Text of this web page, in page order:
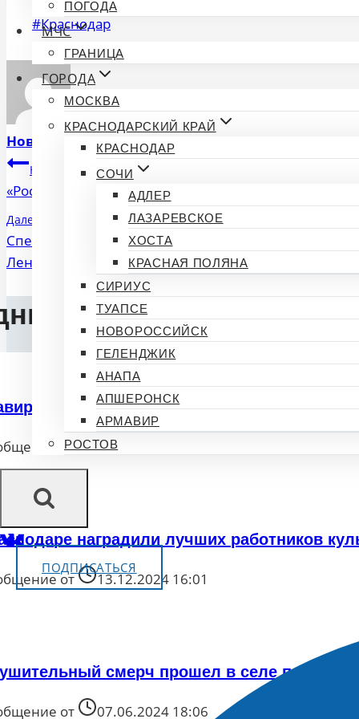
ПОГОДА
МЧС
ГРАНИЦА
ГОРОДА
МОСКВА
КРАСНОДАРСКИЙ КРАЙ
КРАСНОДАР
СОЧИ
АДЛЕР
ЛАЗАРЕВСКОЕ
ХОСТА
КРАСНАЯ ПОЛЯНА
СИРИУС
ТУАПСЕ
НОВОРОССИЙСК
ГЕЛЕНДЖИК
АНАПА
АПШЕРОНСК
АРМАВИР
РОСТОВ
ПОДПИСАТЬСЯ
Метки
#Краснодар
Новости 93
Навигация
по
записям
Назад
«Россети Кубань» завершили реконструкцию сетей
Далее
Специалисты «Россети Кубань» провели урок
Ленинградской
новости
«Город в кармане»
от 14.10.2024 11:01
наградили лучших работников
от 13.12.2024 16:01
смерч прошел в селе под
от 07.06.2024 18:06